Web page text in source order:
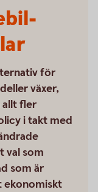
för
växer,
allt fler
i takt med
val som
som är
ekonomiskt